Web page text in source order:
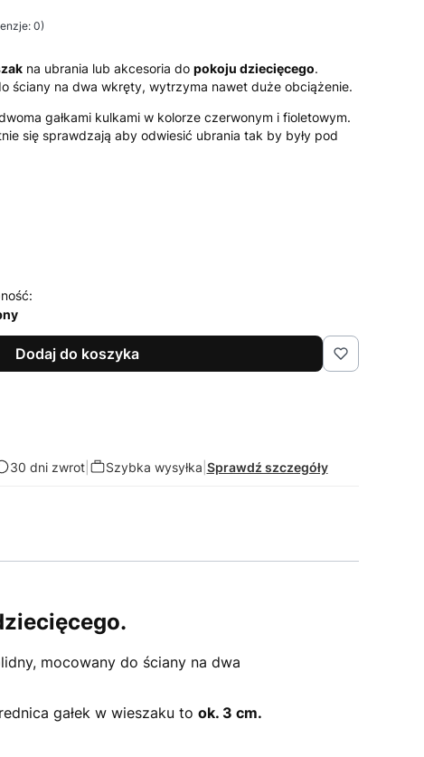
0)
na ubrania lub akcesoria do pokoju dziecięcego.
ściany na dwa wkręty, wytrzyma nawet duże obciążenie.
gałkami kulkami w kolorze czerwonym i fioletowym.
się sprawdzają aby odwiesić ubrania tak by były pod
Dodaj do koszyka
30 dni zwrot| Szybka wysyłka Sprawdź szczegóły
mocowany do ściany na dwa
gałek w wieszaku to ok. 3 cm.